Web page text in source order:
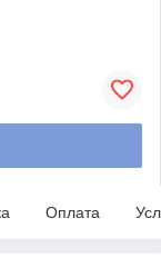
Оплата